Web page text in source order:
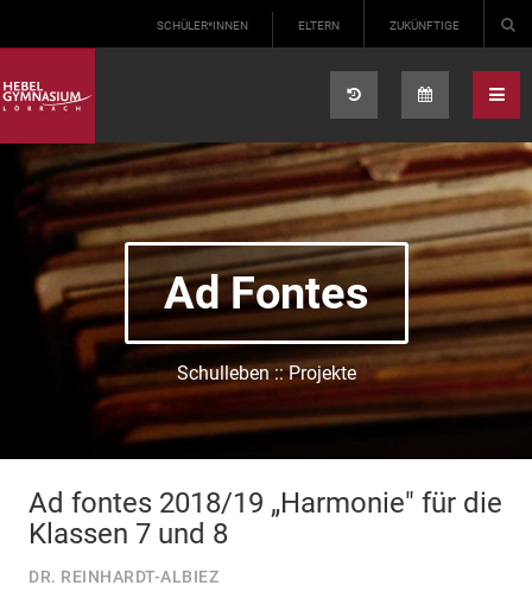
SCHÜLER*INNEN ELTERN ZUKÜNFTIGE
Ad Fontes
Schulleben :: Projekte
Ad fontes 2018/19 „Harmonie" für die
Klassen 7 und 8
DR. REINHARDT-ALBIEZ